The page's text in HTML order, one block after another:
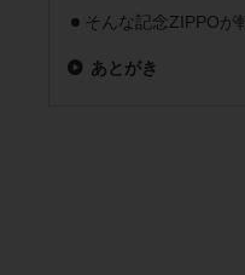
そんな記念ZIPPOが
あとがき